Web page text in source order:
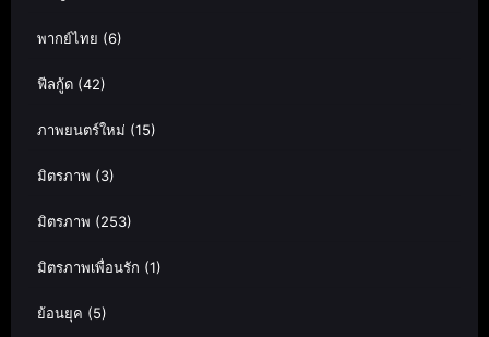
พากย์ไทย (6)
ฟีลกู้ด (42)
ภาพยนตร์ใหม่ (15)
มิตรภาพ (3)
มิตรภาพ (253)
มิตรภาพเพื่อนรัก (1)
ย้อนยุค (5)